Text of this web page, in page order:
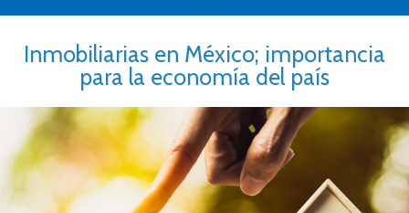
Inmobiliarias en México; importancia
para la economía del país